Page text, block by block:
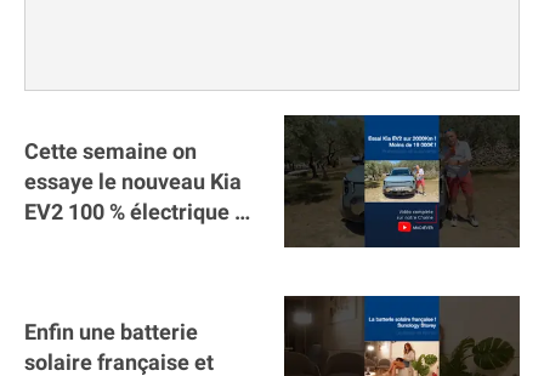
Cette semaine on
essaye le nouveau Kia
EV2 100 % électrique ⚡️!
Enfin une batterie
solaire française et